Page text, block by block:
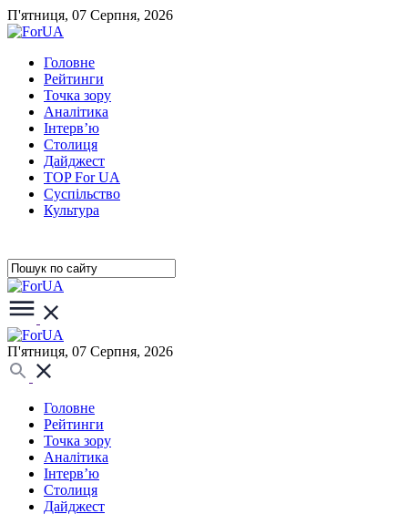
П'ятниця, 07 Серпня, 2026
Головне
Рейтинги
Точка зору
Аналітика
Інтерв’ю
Столиця
Дайджест
TOP For UA
Суспiльство
Культура
П'ятниця, 07 Серпня, 2026
Головне
Рейтинги
Точка зору
Аналітика
Інтерв’ю
Столиця
Дайджест